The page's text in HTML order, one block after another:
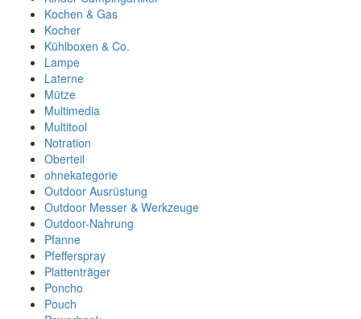
Kochen & Gas
Kocher
Kühlboxen & Co.
Lampe
Laterne
Mütze
Multimedia
Multitool
Notration
Oberteil
ohnekategorie
Outdoor Ausrüstung
Outdoor Messer & Werkzeuge
Outdoor-Nahrung
Pfanne
Pfefferspray
Plattenträger
Poncho
Pouch